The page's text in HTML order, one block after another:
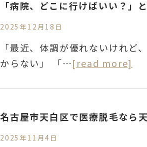
2025年12月18日
「最近、体調が優れないけれど
からない」 「…[read more]
2025年11月4日